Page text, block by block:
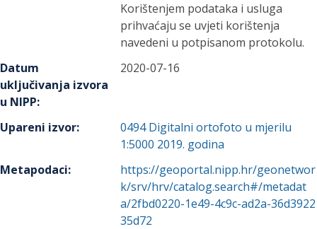
Korištenjem podataka i usluga
prihvaćaju se uvjeti korištenja
navedeni u potpisanom protokolu.
Datum
uključivanja izvora
u NIPP:
2020-07-16
Upareni izvor: 0494 Digitalni ortofoto u mjerilu
1:5000 2019. godina
Metapodaci:
https://geoportal.nipp.hr/geonetwor
k/srv/hrv/catalog.search#/metadat
a/2fbd0220-1e49-4c9c-ad2a-36d3922
35d72